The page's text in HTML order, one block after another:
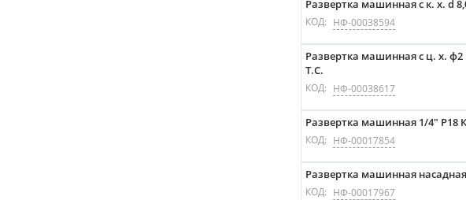
Развертка машинная с к. х. d
КОД: НФ-00038594
Развертка машинная с ц. х. ф2
Т.С.
КОД: НФ-00038617
Развертка машинная 1/4" Р18
КОД: НФ-00017854
Развертка машинная
КОД: НФ-00017967